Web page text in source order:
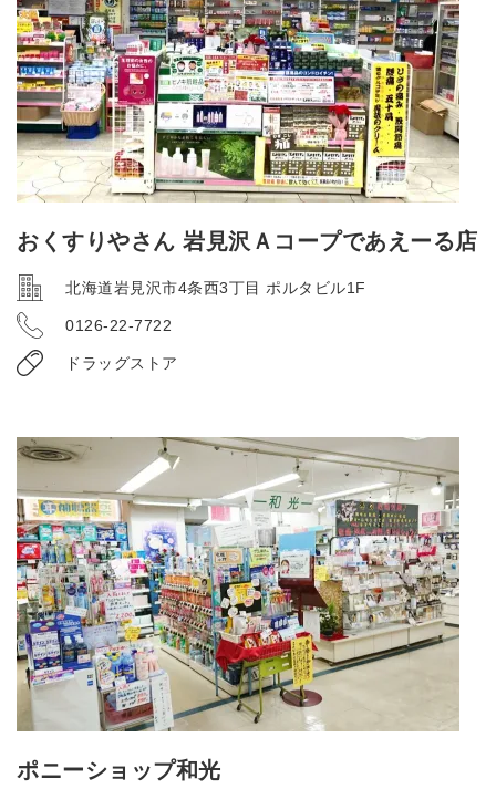
おくすりやさん 岩見沢Ａコープであえーる店
北海道岩見沢市4条西3丁目 ポルタビル1F
0126-22-7722
ドラッグストア
ポニーショップ和光